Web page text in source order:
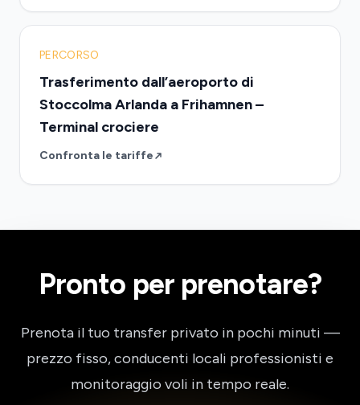
PERCORSO
Trasferimento dall’aeroporto di
Stoccolma Arlanda a Frihamnen –
Terminal crociere
Confronta le tariffe
Pronto per prenotare?
Prenota il tuo transfer privato in pochi minuti —
prezzo fisso, conducenti locali professionisti e
monitoraggio voli in tempo reale.